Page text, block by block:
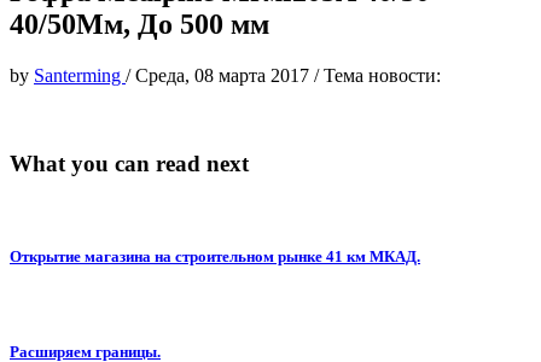
40/50Мм, До 500 мм
by Santerming /Среда, 08 марта 2017 /Тема новости:
What you can read next
Открытие магазина на строительном рынке 41 км МКАД.
Расширяем границы.